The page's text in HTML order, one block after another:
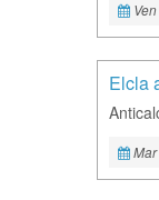
Elcla